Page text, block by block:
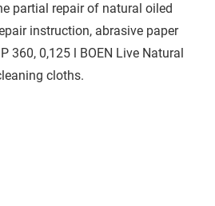
partial repair of natural oiled
instruction, abrasive paper
360, 0,125 l BOEN Live Natural
cloths.